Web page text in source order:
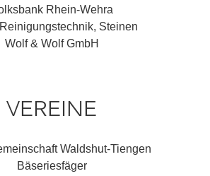
Rhein-Wehra
Steinen
Wolf & Wolf GmbH
VEREINE
Waldshut-Tiengen
Bäseriesfäger